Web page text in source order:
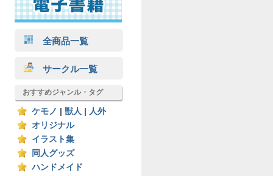
全商品一覧
サークル一覧
おすすめジャンル・タグ
ケモノ 獣人
人外
オリジナル
イラスト集
同人グッズ
ハンドメイド